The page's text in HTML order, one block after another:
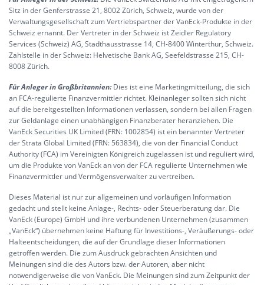
Sitz in der Genferstrasse 21, 8002 Zürich, Schweiz, wurde von der
Verwaltungsgesellschaft zum Vertriebspartner der VanEck-Produkte in der
Schweiz ernannt. Der Vertreter in der Schweiz ist Zeidler Regulatory
Services (Schweiz) AG, Stadthausstrasse 14, CH-8400 Winterthur, Schweiz.
Zahlstelle in der Schweiz: Helvetische Bank AG, Seefeldstrasse 215, CH-
8008 Zürich.
Für Anleger in Großbritannien:Dies ist eine Marketingmitteilung, die sich
an FCA-regulierte Finanzvermittler richtet. Kleinanleger sollten sich nicht
auf die bereitgestellten Informationen verlassen, sondern bei allen Fragen
zur Geldanlage einen unabhängigen Finanzberater heranziehen. Die
VanEck Securities UK Limited (FRN: 1002854) ist ein benannter Vertreter
der Strata Global Limited (FRN: 563834), die von der Financial Conduct
Authority (FCA) im Vereinigten Königreich zugelassen ist und reguliert wird,
um die Produkte von VanEck an von der FCA regulierte Unternehmen wie
Finanzvermittler und Vermögensverwalter zu vertreiben.
Dieses Material ist nur zur allgemeinen und vorläufigen Information
gedacht und stellt keine Anlage-, Rechts- oder Steuerberatung dar. Die
VanEck (Europe) GmbH und ihre verbundenen Unternehmen (zusammen
„VanEck“) übernehmen keine Haftung für Investitions-, Veräußerungs- oder
Halteentscheidungen, die auf der Grundlage dieser Informationen
getroffen werden. Die zum Ausdruck gebrachten Ansichten und
Meinungen sind die des Autors bzw. der Autoren, aber nicht
notwendigerweise die von VanEck. Die Meinungen sind zum Zeitpunkt der